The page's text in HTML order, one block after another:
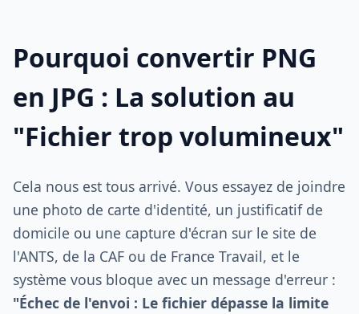
Pourquoi convertir PNG
en JPG : La solution au
"Fichier trop volumineux"
Cela nous est tous arrivé. Vous essayez de joindre
une photo de carte d'identité, un justificatif de
domicile ou une capture d'écran sur le site de
l'ANTS, de la CAF ou de France Travail, et le
système vous bloque avec un message d'erreur :
"Échec de l'envoi : Le fichier dépasse la limite